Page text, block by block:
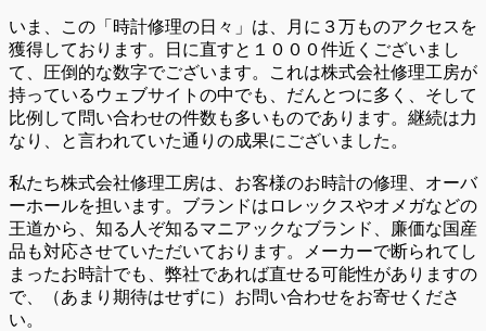
いま、この「時計修理の日々」は、月に３万ものアクセスを
獲得しております。日に直すと１０００件近くございまし
て、圧倒的な数字でございます。これは株式会社修理工房が
持っているウェブサイトの中でも、だんとつに多く、そして
比例して問い合わせの件数も多いものであります。継続は力
なり、と言われていた通りの成果にございました。
私たち株式会社修理工房は、お客様のお時計の修理、オーバ
ーホールを担います。ブランドはロレックスやオメガなどの
王道から、知る人ぞ知るマニアックなブランド、廉価な国産
品も対応させていただいております。メーカーで断られてし
まったお時計でも、弊社であれば直せる可能性がありますの
で、（あまり期待はせずに）お問い合わせをお寄せくださ
い。